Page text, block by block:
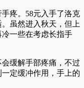
疼。58元入手了洛克
虽然进入秋天，但上
一些在考虑长指手
缓解手部疼痛，不过
定缓冲作用，手上的